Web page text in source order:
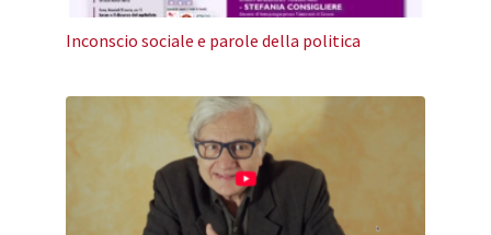
Inconscio sociale e parole della politica